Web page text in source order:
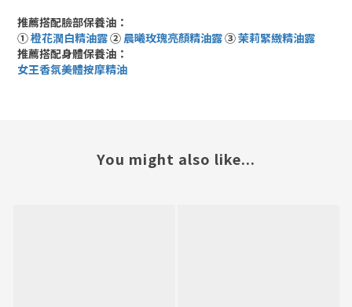
推薦搭配臉部保養油：
①橙花潤白精油露② 晨曦玫瑰亮顏精油露③茉莉緊緻精油露
推薦搭配身體保養油：
女王香氛美體按摩精油
You might also like...